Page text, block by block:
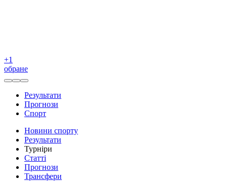
+1
обране
Результати
Прогнози
Спорт
Новини спорту
Результати
Турніри
Статті
Прогнози
Трансфери